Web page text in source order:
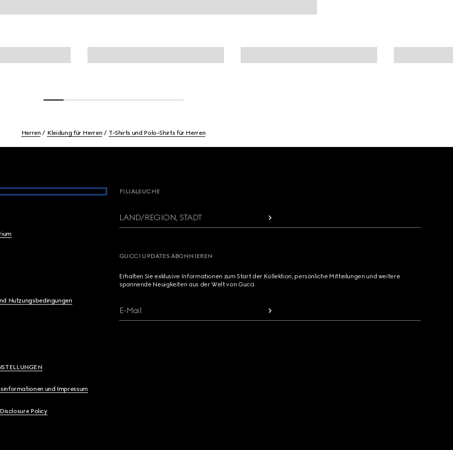
Herren Kleidung für Herren T-Shirts und Polo-Shirts für Herren
Nutzungsbedingungen
und Impressum
Policy
FILIALSUCHE
LAND/REGION, STADT
GUCCI UPDATES ABONNIEREN
Erhalten Sie exklusive Informationen zum Start der Kollektion, persönliche Mitteilungen und weitere
spannende Neuigkeiten aus der Welt von Gucci.
E-Mail